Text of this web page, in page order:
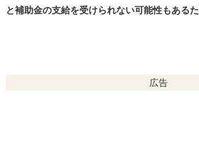
と補助金の支給を受けられない可能性もある
広告